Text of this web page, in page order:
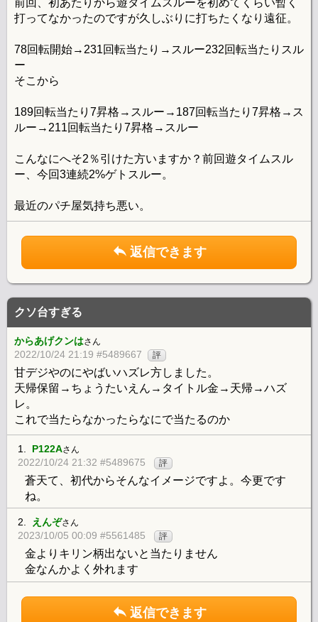
前回、初あたりから遊タイムスルーを初めてくらい暫く
打ってなかったのですが久しぶりに打ちたくなり遠征。
78回転開始→231回転当たり→スルー232回転当たりスル
ー
そこから
189回転当たり7昇格→スルー→187回転当たり7昇格→ス
ルー→211回転当たり7昇格→スルー
こんなにへそ2％引けた方いますか？前回遊タイムスル
ー、今回3連続2%ゲトスルー。
最近のパチ屋気持ち悪い。
返信できます
クソ台すぎる
からあげクンはさん
2022/10/24 21:19 #5489667 評
甘デジやのにやばいハズレ方しました。
天帰保留→ちょうたいえん→タイトル金→天帰→ハズ
レ。
これで当たらなかったらなにで当たるのか
1. P122Aさん
2022/10/24 21:32 #5489675 評
蒼天て、初代からそんなイメージですよ。今更です
ね。
2. えんぞさん
2023/10/05 00:09 #5561485 評
金よりキリン柄出ないと当たりません
金なんかよく外れます
返信できます